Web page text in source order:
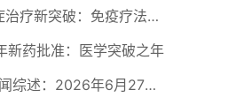
2026年癌症治疗新突破：免疫疗法、人工智能、癌症疫苗及其他
新药批准：医学突破之年
医疗健康新闻综述：2026年6月27日至7月4日FDA、NHS和EMA最新动态